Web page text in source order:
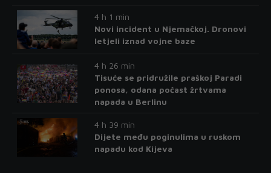
4 h 1 min
Novi incident u Njemačkoj. Dronovi
letjeli iznad vojne baze
4 h 26 min
Tisuće se pridružile praškoj Paradi
ponosa, odana počast žrtvama
napada u Berlinu
4 h 39 min
Dijete među poginulima u ruskom
napadu kod Kijeva